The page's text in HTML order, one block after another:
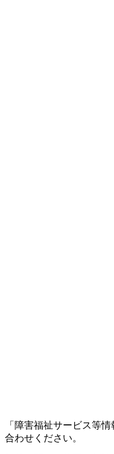
「障害福祉サービス等
合わせください。